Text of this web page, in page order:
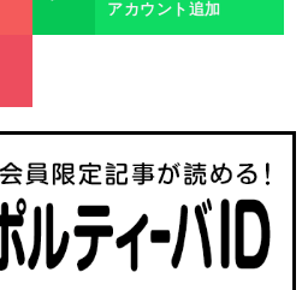
アカウント追加